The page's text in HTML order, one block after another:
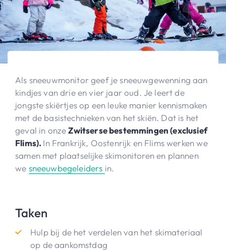
Als sneeuwmonitor geef je sneeuwgewenning aan
kindjes van drie en vier jaar oud. Je leert de
jongste skiërtjes op een leuke manier kennismaken
met de basistechnieken van het skiën. Dat is het
geval in onzeZwitserse bestemmingen (exclusief
Flims). In Frankrijk, Oostenrijk en Flims werken we
samen met plaatselijke skimonitoren en plannen
we sneeuwbegeleiders in.
Taken
Hulp bij de het verdelen van het skimateriaal
op de aankomstdag